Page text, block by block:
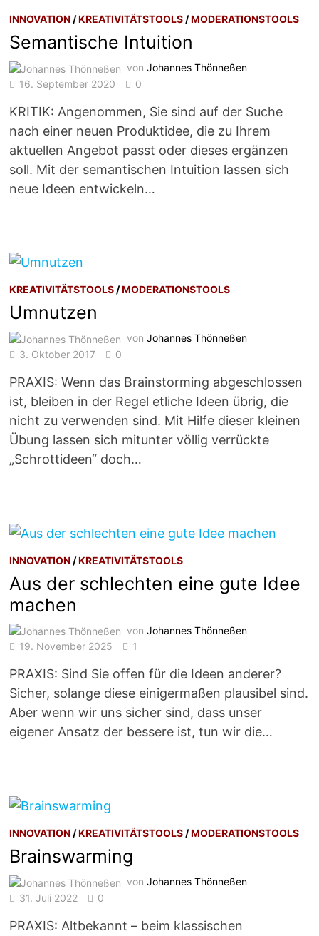
INNOVATION /KREATIVITÄTSTOOLS /MODERATIONSTOOLS
Semantische Intuition
vonJohannes Thönneßen
16. September 2020
0
KRITIK: Angenommen, Sie sind auf der Suche
nach einer neuen Produktidee, die zu Ihrem
aktuellen Angebot passt oder dieses ergänzen
soll. Mit der semantischen Intuition lassen sich
neue Ideen entwickeln…
KREATIVITÄTSTOOLS/MODERATIONSTOOLS
Umnutzen
vonJohannes Thönneßen
3. Oktober 2017
0
PRAXIS: Wenn das Brainstorming abgeschlossen
ist, bleiben in der Regel etliche Ideen übrig, die
nicht zu verwenden sind. Mit Hilfe dieser kleinen
Übung lassen sich mitunter völlig verrückte
„Schrottideen“ doch…
INNOVATION /KREATIVITÄTSTOOLS
Aus der schlechten eine gute Idee
machen
vonJohannes Thönneßen
19. November 2025
1
PRAXIS: Sind Sie offen für die Ideen anderer?
Sicher, solange diese einigermaßen plausibel sind.
Aber wenn wir uns sicher sind, dass unser
eigener Ansatz der bessere ist, tun wir die…
INNOVATION /KREATIVITÄTSTOOLS /MODERATIONSTOOLS
Brainswarming
vonJohannes Thönneßen
31. Juli 2022
0
PRAXIS: Altbekannt – beim klassischen